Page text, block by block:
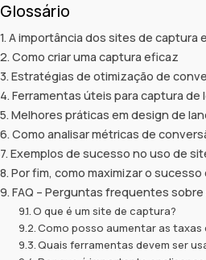
Glossário
A importância dos sites de captura
Como criar uma captura eficaz
Estratégias de otimização de
Ferramentas úteis para captura de
Melhores práticas em design de
Como analisar métricas de
Exemplos de sucesso no uso de
Por fim, como maximizar o
FAQ – Perguntas frequentes
O que é um site de captura?
Como posso aumentar as
Quais ferramentas devem ser